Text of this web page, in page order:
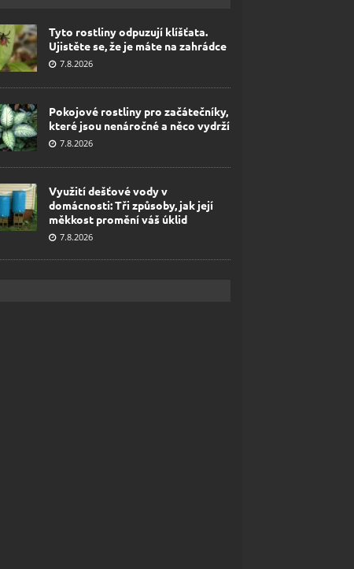
Tyto rostliny odpuzují klíšťata.
Ujistěte se, že je máte na zahrádce
7.8.2026
Pokojové rostliny pro začátečníky,
které jsou nenáročné a něco vydrží
7.8.2026
Využití dešťové vody v
domácnosti: Tři způsoby, jak její
měkkost promění váš úklid
7.8.2026